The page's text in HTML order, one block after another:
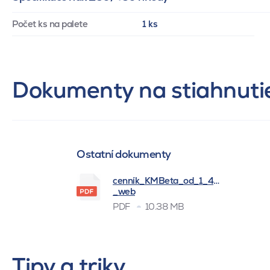
Počet ks na palete 1 ks
Dokumenty na
Ostatní dokumenty
cenník_KMBeta_od_1_4_2026
_web
PDF
10.38 MB